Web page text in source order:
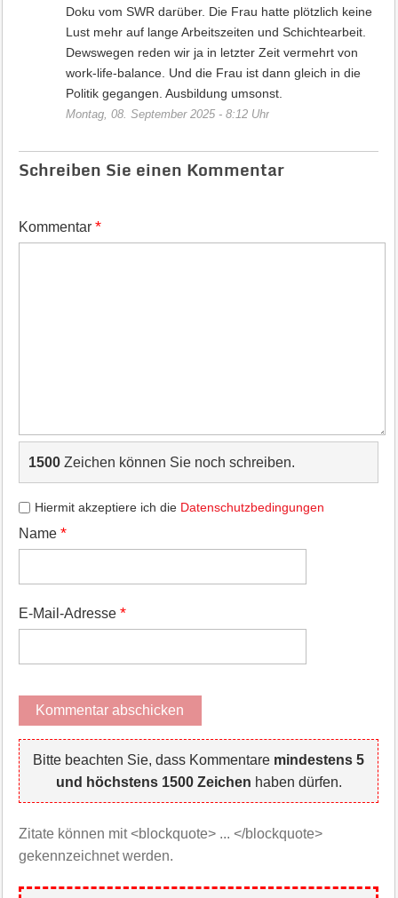
Doku vom SWR darüber. Die Frau hatte plötzlich keine
Lust mehr auf lange Arbeitszeiten und Schichtearbeit.
Dewswegen reden wir ja in letzter Zeit vermehrt von
work-life-balance. Und die Frau ist dann gleich in die
Politik gegangen. Ausbildung umsonst.
Montag, 08. September 2025 - 8:12 Uhr
Schreiben Sie einen Kommentar
Kommentar *
1500Zeichen können Sie noch schreiben.
Hiermit akzeptiere ich die Datenschutzbedingungen
Name *
E-Mail-Adresse *
Bitte beachten Sie, dass Kommentare mindestens 5
und höchstens 1500 Zeichen haben dürfen.
Zitate können mit <blockquote> ... </blockquote>
gekennzeichnet werden.